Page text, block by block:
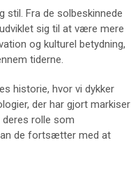
stil. Fra de solbeskinnede
sig til at være mere
og kulturel betydning,
tiderne.
historie, hvor vi dykker
der har gjort markiser
rolle som
de fortsætter med at